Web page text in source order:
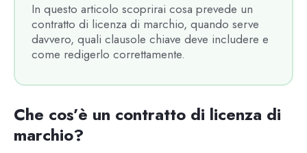
In questo articolo scoprirai cosa prevede un
contratto di licenza di marchio, quando serve
davvero, quali clausole chiave deve includere e
come redigerlo correttamente.
Che cos’è un contratto di licenza di
marchio?